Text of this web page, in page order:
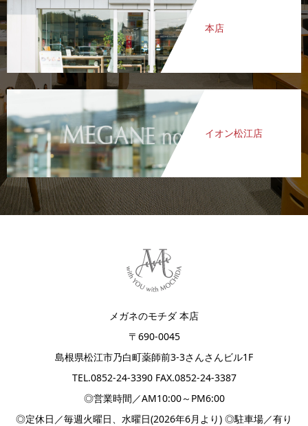
本店
イオン松江店
メガネのモチダ 本店
〒690-0045
島根県松江市乃白町薬師前3-3さんさんビル1F
TEL.0852-24-3390FAX.0852-24-3387
◎営業時間／AM10:00～PM6:00
◎定休日／毎週火曜日、水曜日(2026年6月より) ◎駐車場／有り